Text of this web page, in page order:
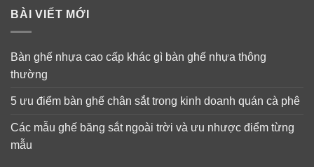
BÀI VIẾT MỚI
Bàn ghế nhựa cao cấp khác gì bàn ghế nhựa thông
thường
5 ưu điểm bàn ghế chân sắt trong kinh doanh quán cà phê
Các mẫu ghế băng sắt ngoài trời và ưu nhược điểm từng
mẫu